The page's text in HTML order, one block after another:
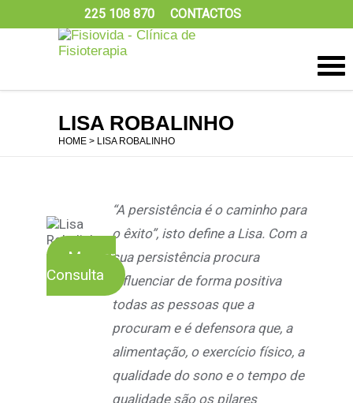
225 108 870 CONTACTOS
LISA ROBALINHO
HOME > LISA ROBALINHO
Marcar
Consulta
“A persistência é o caminho para
o êxito”, isto define a Lisa. Com a
sua persistência procura
influenciar de forma positiva
todas as pessoas que a
procuram e é defensora que, a
alimentação, o exercício físico, a
qualidade do sono e o tempo de
qualidade são os pilares